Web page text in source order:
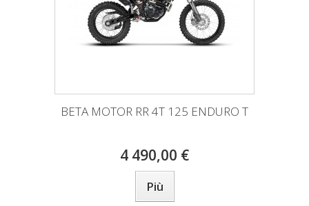
BETA MOTOR RR 4T 125 ENDURO T
4 490,00 €
Più